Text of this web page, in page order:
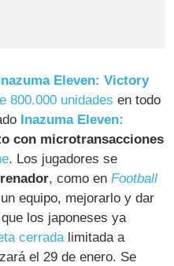
Eleven: Victory
800.000 unidades en todo
Inazuma Eleven:
con microtransacciones
. Los jugadores se
, como enFootball
equipo, mejorarlo y dar
los japoneses ya
cerradalimitada a
el 29 de enero. Se